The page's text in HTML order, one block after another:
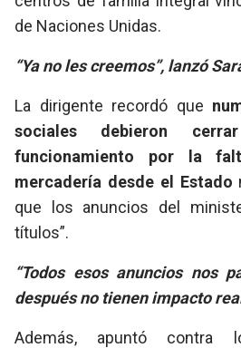
de Naciones Unidas.
“Ya no les creemos”, lanzó
La dirigente recordó que
sociales debieron
funcionamiento por la
mercadería desde el Estado
que los anuncios del
títulos”.
“Todos esos anuncios nos
después no tienen impacto
Además, apuntó contra